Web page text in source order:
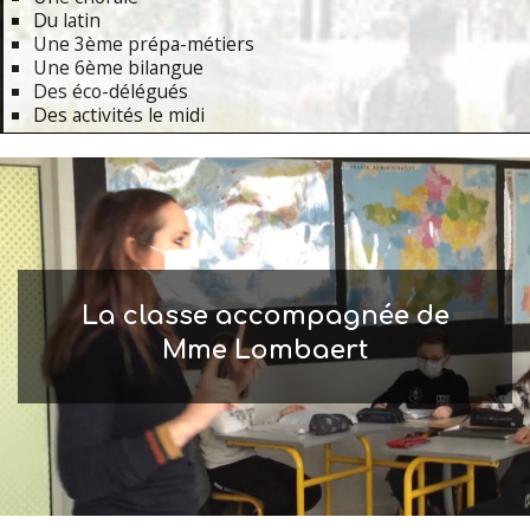
Du latin
Une 3ème prépa-métiers
Une 6ème bilangue
Des éco-délégués
Des activités le midi
Navigation
Menu
La classe accompagnée de
Mme Lombaert